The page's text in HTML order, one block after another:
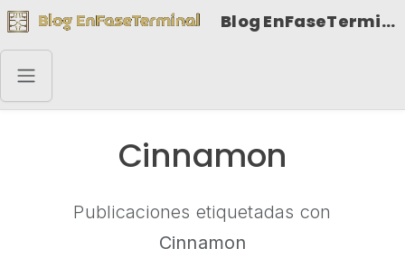
Blog EnFaseTerminal
Cinnamon
Publicaciones etiquetadas con
Cinnamon